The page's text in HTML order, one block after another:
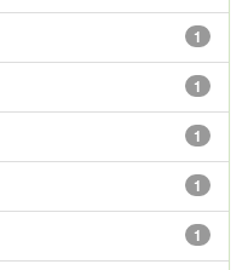
1
1
1
1
1